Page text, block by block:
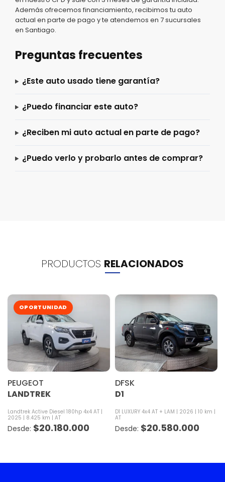
Además ofrecemos financiamiento, recibimos tu auto
actual en parte de pago y te atendemos en 7 sucursales
en Santiago.
Preguntas frecuentes
¿Este auto usado tiene garantía?
¿Puedo financiar este auto?
¿Reciben mi auto actual en parte de pago?
¿Puedo verlo y probarlo antes de comprar?
PRODUCTOS RELACIONADOS
OPORTUNIDAD
PEUGEOT
LANDTREK
Landtrek Active Diesel 180hp 4x4 AT
2025
8.425 km AT
$20.180.000
DFSK
D1
D1 LUXURY 4x4 AT + LAM 2026
10 km
AT
$20.580.000